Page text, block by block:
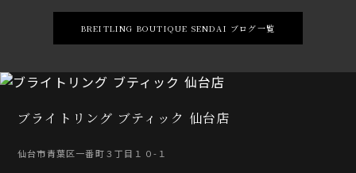
BREITLING BOUTIQUE SENDAI ブログ一覧
ブライトリング ブティック 仙台店
仙台市青葉区一番町３丁目１０-１